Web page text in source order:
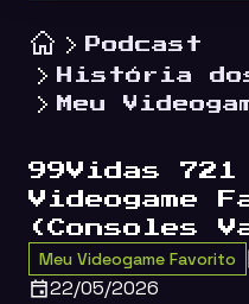
Podcast
História dos
Meu
99Vidas 721
Videogame
(Consoles
Meu Videogame Favorito
22/05/2026